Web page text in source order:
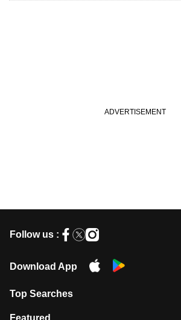
Follow us :
Download App
Top Searches
मुंबई में लगे 'जेन जी' के पोस्टर, लिखा- 'मैं